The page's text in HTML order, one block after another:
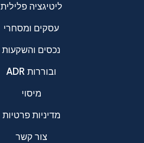
ליטיגציה פלילית
עסקים ומסחרי
נכסים והשקעות
ADR ובוררות
מיסוי
מדיניות פרטיות
צור קשר